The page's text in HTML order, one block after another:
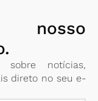
nosso
notícias,
direto no seu e-